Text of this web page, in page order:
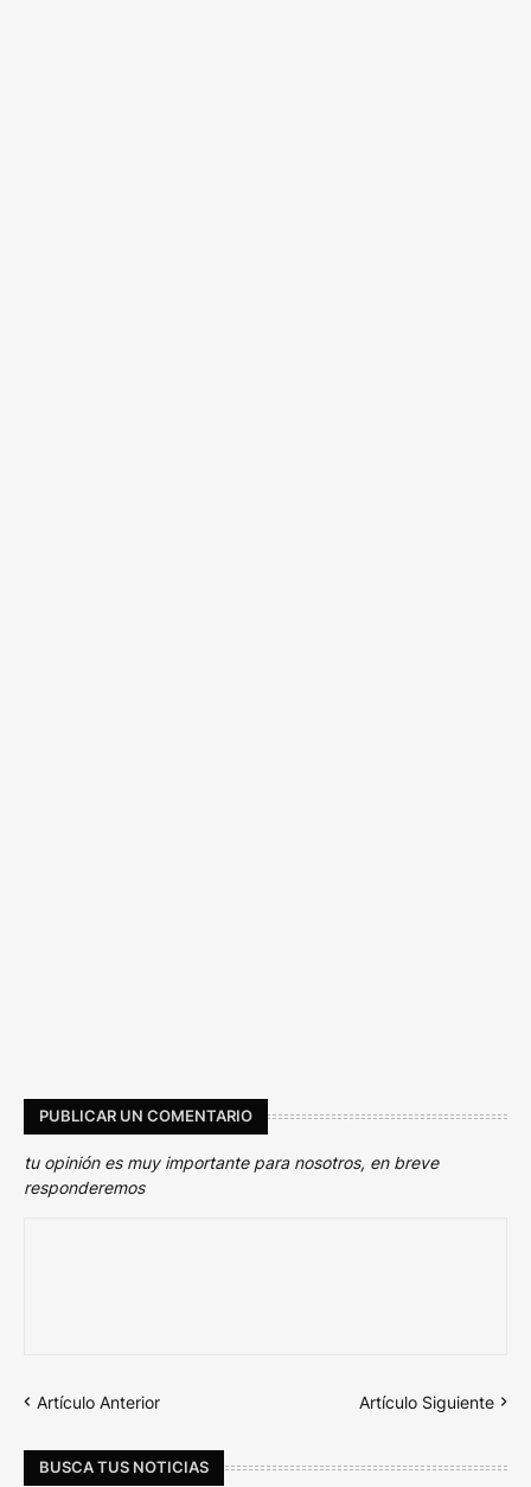
PUBLICAR UN COMENTARIO
tu opinión es muy importante para nosotros, en breve
responderemos
Artículo Anterior Artículo Siguiente
BUSCA TUS NOTICIAS